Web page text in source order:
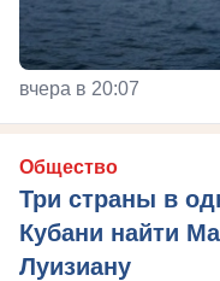
вчера в 20:07
Общество
Три страны в
Кубани найти
Луизиану